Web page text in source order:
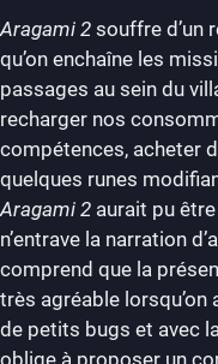
Aragami 2 souffre d’un
qu’on enchaîne les
passages au sein du
recharger nos
compétences, acheter
quelques runes
Aragami 2 aurait pu
n’entrave la narration
comprend que la
très agréable
de petits bugs et avec
oblige à proposer un